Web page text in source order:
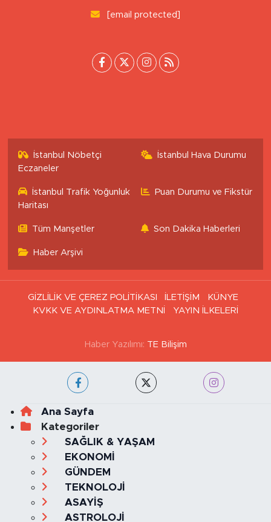
[email protected]
İstanbul Nöbetçi
Eczaneler
İstanbul Hava Durumu
İstanbul Trafik Yoğunluk
Haritası
Puan Durumu ve Fikstür
Tüm Manşetler Son Dakika Haberleri
Haber Arşivi
GİZLİLİK VE ÇEREZ POLİTİKASI İLETİŞİM
KÜNYE
KVKK VE AYDINLATMA METNİ
YAYIN İLKELERİ
Haber Yazılımı: TE Bilişim
Ana Sayfa
Kategoriler
SAĞLIK & YAŞAM
EKONOMİ
GÜNDEM
TEKNOLOJİ
ASAYİŞ